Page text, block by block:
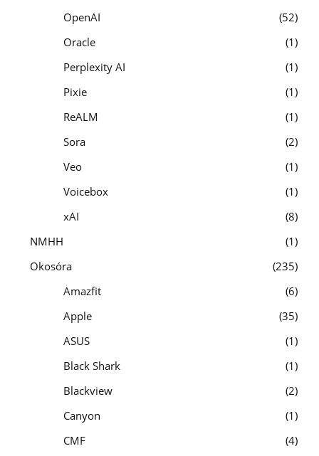
OpenAI
52
Oracle
1
Perplexity AI
1
Pixie
1
ReALM
1
Sora
2
Veo
1
Voicebox
1
xAI
8
NMHH
1
Okosóra
235
Amazfit
6
Apple
35
ASUS
1
Black Shark
1
Blackview
2
Canyon
1
CMF
4